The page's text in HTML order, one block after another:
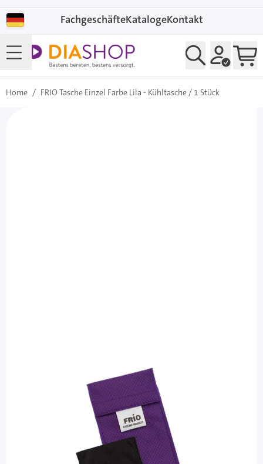
FachgeschäfteKatalogeKontakt
Home / FRIO Tasche Einzel Farbe Lila - Kühltasche / 1 Stück
FRIO Tasche Einzel Farbe Lila -
Kühltasche / 1 Stück
PZN: 03391805 / Diashop.de Kat.-Nr. 111202
Lieferzeit 3-7 Werktage